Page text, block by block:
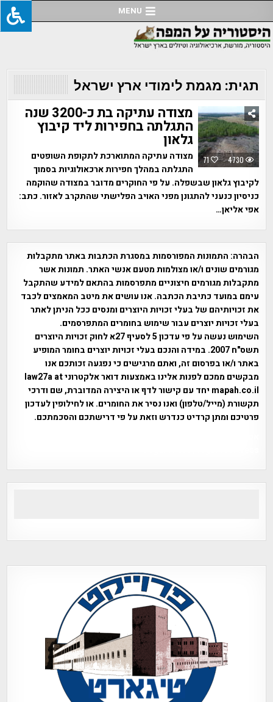
to
content
MENU
תגית: מגמת לימודי ארץ ישראל
71 4730
מצודה עתיקה בת כ-3200 שנה
התגלתה בחפירות ליד קיבוץ
גלאון
מצודה עתיקה המתוארכת לתקופת השופטים
התגלתה במהלך חפירות ארכאולוגיות בסמוך
לקיבוץ גלאון שבשפלה. על פי החוקרים מדובר במצודה שהוקמה
כניסיון כנעני להתגונן מפני האויב הפלישתי שהתקרב לאזור. כתב:
אפי אליאן…
הבהרה: התמונות המפורסמות במסגרת הכתבות באתר מתקבלות
מגורמים שונים ו/או מצולמות מטעם אנשי האתר. תמונות אשר
מתקבלות מגורמים חיצוניים מתפרסמות בהתאם למידע שהתקבל
עימם במועד כתיבת הכתבה. אנו עושים את מיטב המאמצים לכבד
את זכויותיהם של בעלי זכויות היוצרים ומנסים ככל הניתן לאתר
בעלי זכויות יוצרים עבור שימוש בחומרים המתפרסמים.
השימוש נעשה על פי עדכון 5 לסעיף 27א לחוק זכויות היוצרים
תשס"ח 2007. במידה והנכם בעלי זכויות יוצרים בחומר המופיע
באתר ו/או בפרסום זה, ואתם מרגישים כי נפגעה זכותכם אנו
מבקשים ממכם לפנות אלינו באמצעות דואר אלקטרוני law27a at
mapah.co.il יחד עם קישור לדף או היצירה המדוברת, שם ודרכי
תקשורת (מייל/טלפון) ואנו נסיר את החומרים. או לחילופין לעדכון
פרטיכם ומתן קרדיט כנדרש וזאת על פי דרישתכם והסכמתכם.